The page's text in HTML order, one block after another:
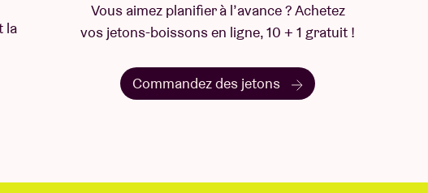
la
Vous aimez planifier à l’avance ? Achetez
vos jetons-boissons en ligne, 10 + 1 gratuit !
Commandez des jetons